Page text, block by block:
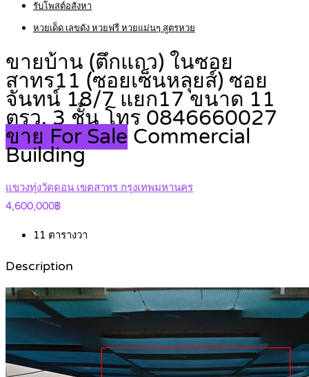
รับโพสต์อสังหา
หวยเด็ด เลขดัง หวยฟรี หวยแม่นๆ สูตรหวย
ขายบ้าน (ตึกแถว) ในซอย
สาทร11 (ซอยเซ็นหลุยส์) ซอย
จันทน์ 18/7 แยก17 ขนาด 11
ตรว. 3 ชั้น โทร 0846660027
ขาย For Sale Commercial
Building
แขวงทุ่งวัดดอน เขตสาทร กรุงเทพมหานคร
4,600,000฿
11 ตารางวา
Description